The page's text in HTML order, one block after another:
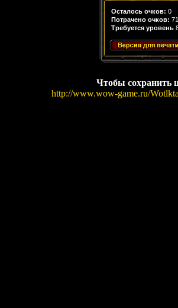
Осталось очков: 0
Потрачено очков: 71
Требуется уровень
Чтобы сохранить
http://www.wow-game.ru/